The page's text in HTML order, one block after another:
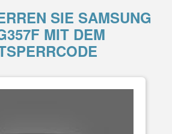
SIE SAMSUNG
MIT DEM